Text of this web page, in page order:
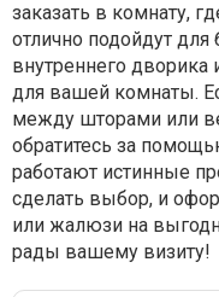
заказать в комнату,
отлично подойдут
внутреннего
для вашей комнаты.
между шторами или
обратитесь за
работают истинные
сделать выбор, и
или жалюзи на
рады вашему визиту!